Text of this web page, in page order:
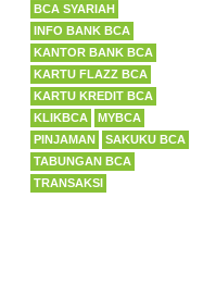
BCA SYARIAH
INFO BANK BCA
KANTOR BANK BCA
KARTU FLAZZ BCA
KARTU KREDIT BCA
KLIKBCA
MYBCA
PINJAMAN
SAKUKU BCA
TABUNGAN BCA
TRANSAKSI